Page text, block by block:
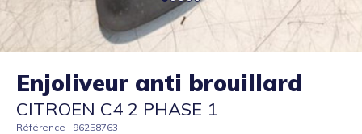
Enjoliveur anti brouillard
CITROEN C4 2 PHASE 1
Référence : 96258763